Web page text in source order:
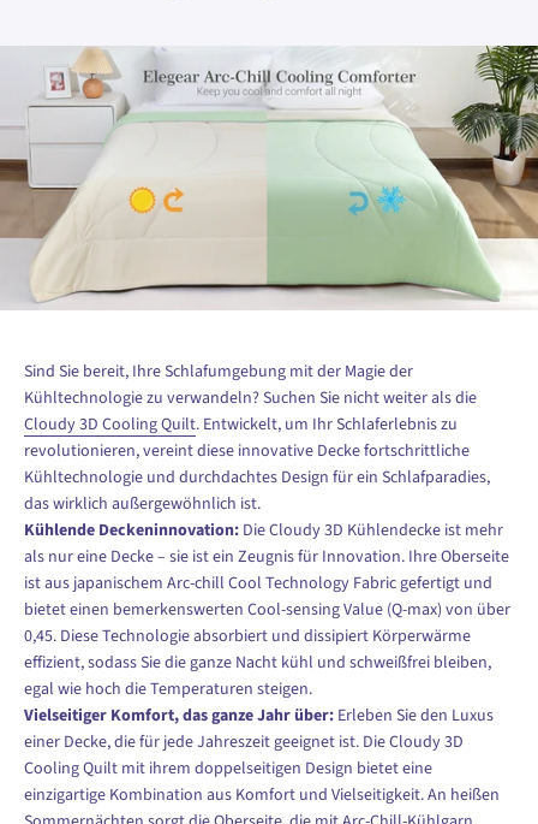
Sind Sie bereit, Ihre Schlafumgebung mit der Magie der
Kühltechnologie zu verwandeln? Suchen Sie nicht weiter als die
Cloudy 3D Cooling Quilt. Entwickelt, um Ihr Schlaferlebnis zu
revolutionieren, vereint diese innovative Decke fortschrittliche
Kühltechnologie und durchdachtes Design für ein Schlafparadies,
das wirklich außergewöhnlich ist.
Kühlende Deckeninnovation: Die Cloudy 3D Kühlendecke ist mehr
als nur eine Decke – sie ist ein Zeugnis für Innovation. Ihre Oberseite
ist aus japanischem Arc-chill Cool Technology Fabric gefertigt und
bietet einen bemerkenswerten Cool-sensing Value (Q-max) von über
0,45. Diese Technologie absorbiert und dissipiert Körperwärme
effizient, sodass Sie die ganze Nacht kühl und schweißfrei bleiben,
egal wie hoch die Temperaturen steigen.
Vielseitiger Komfort, das ganze Jahr über: Erleben Sie den Luxus
einer Decke, die für jede Jahreszeit geeignet ist. Die Cloudy 3D
Cooling Quilt mit ihrem doppelseitigen Design bietet eine
einzigartige Kombination aus Komfort und Vielseitigkeit. An heißen